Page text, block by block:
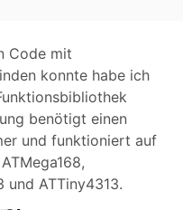
Code mit
konnte habe ich
benötigt einen
und funktioniert auf
und ATTiny4313.